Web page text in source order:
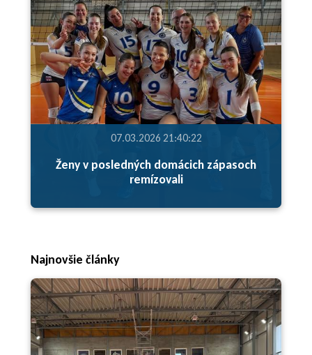
07.03.2026 21:40:22
Ženy v posledných domácich zápasoch
remízovali
Najnovšie články